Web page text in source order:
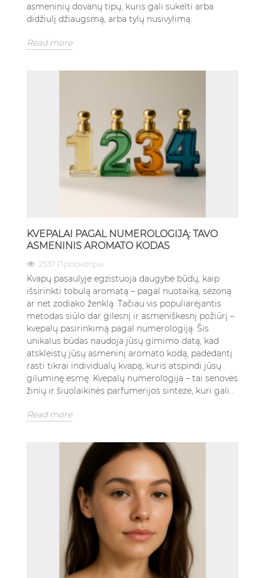
asmeninių dovanų tipų, kuris gali sukelti arba
didžiulį džiaugsmą, arba tylų nusivylimą.
Read more
KVEPALAI PAGAL NUMEROLOGIJĄ: TAVO
ASMENINIS AROMATO KODAS
2537 Просмотры
Kvapų pasaulyje egzistuoja daugybė būdų, kaip
išsirinkti tobulą aromatą – pagal nuotaiką, sezoną
ar net zodiako ženklą. Tačiau vis populiarėjantis
metodas siūlo dar gilesnį ir asmeniškesnį požiūrį –
kvepalų pasirinkimą pagal numerologiją. Šis
unikalus būdas naudoja jūsų gimimo datą, kad
atskleistų jūsų asmeninį aromato kodą, padedantį
rasti tikrai individualų kvapą, kuris atspindi jūsų
giluminę esmę. Kvepalų numerologija – tai senovės
žinių ir šiuolaikinės parfumerijos sintezė, kuri gali...
Read more